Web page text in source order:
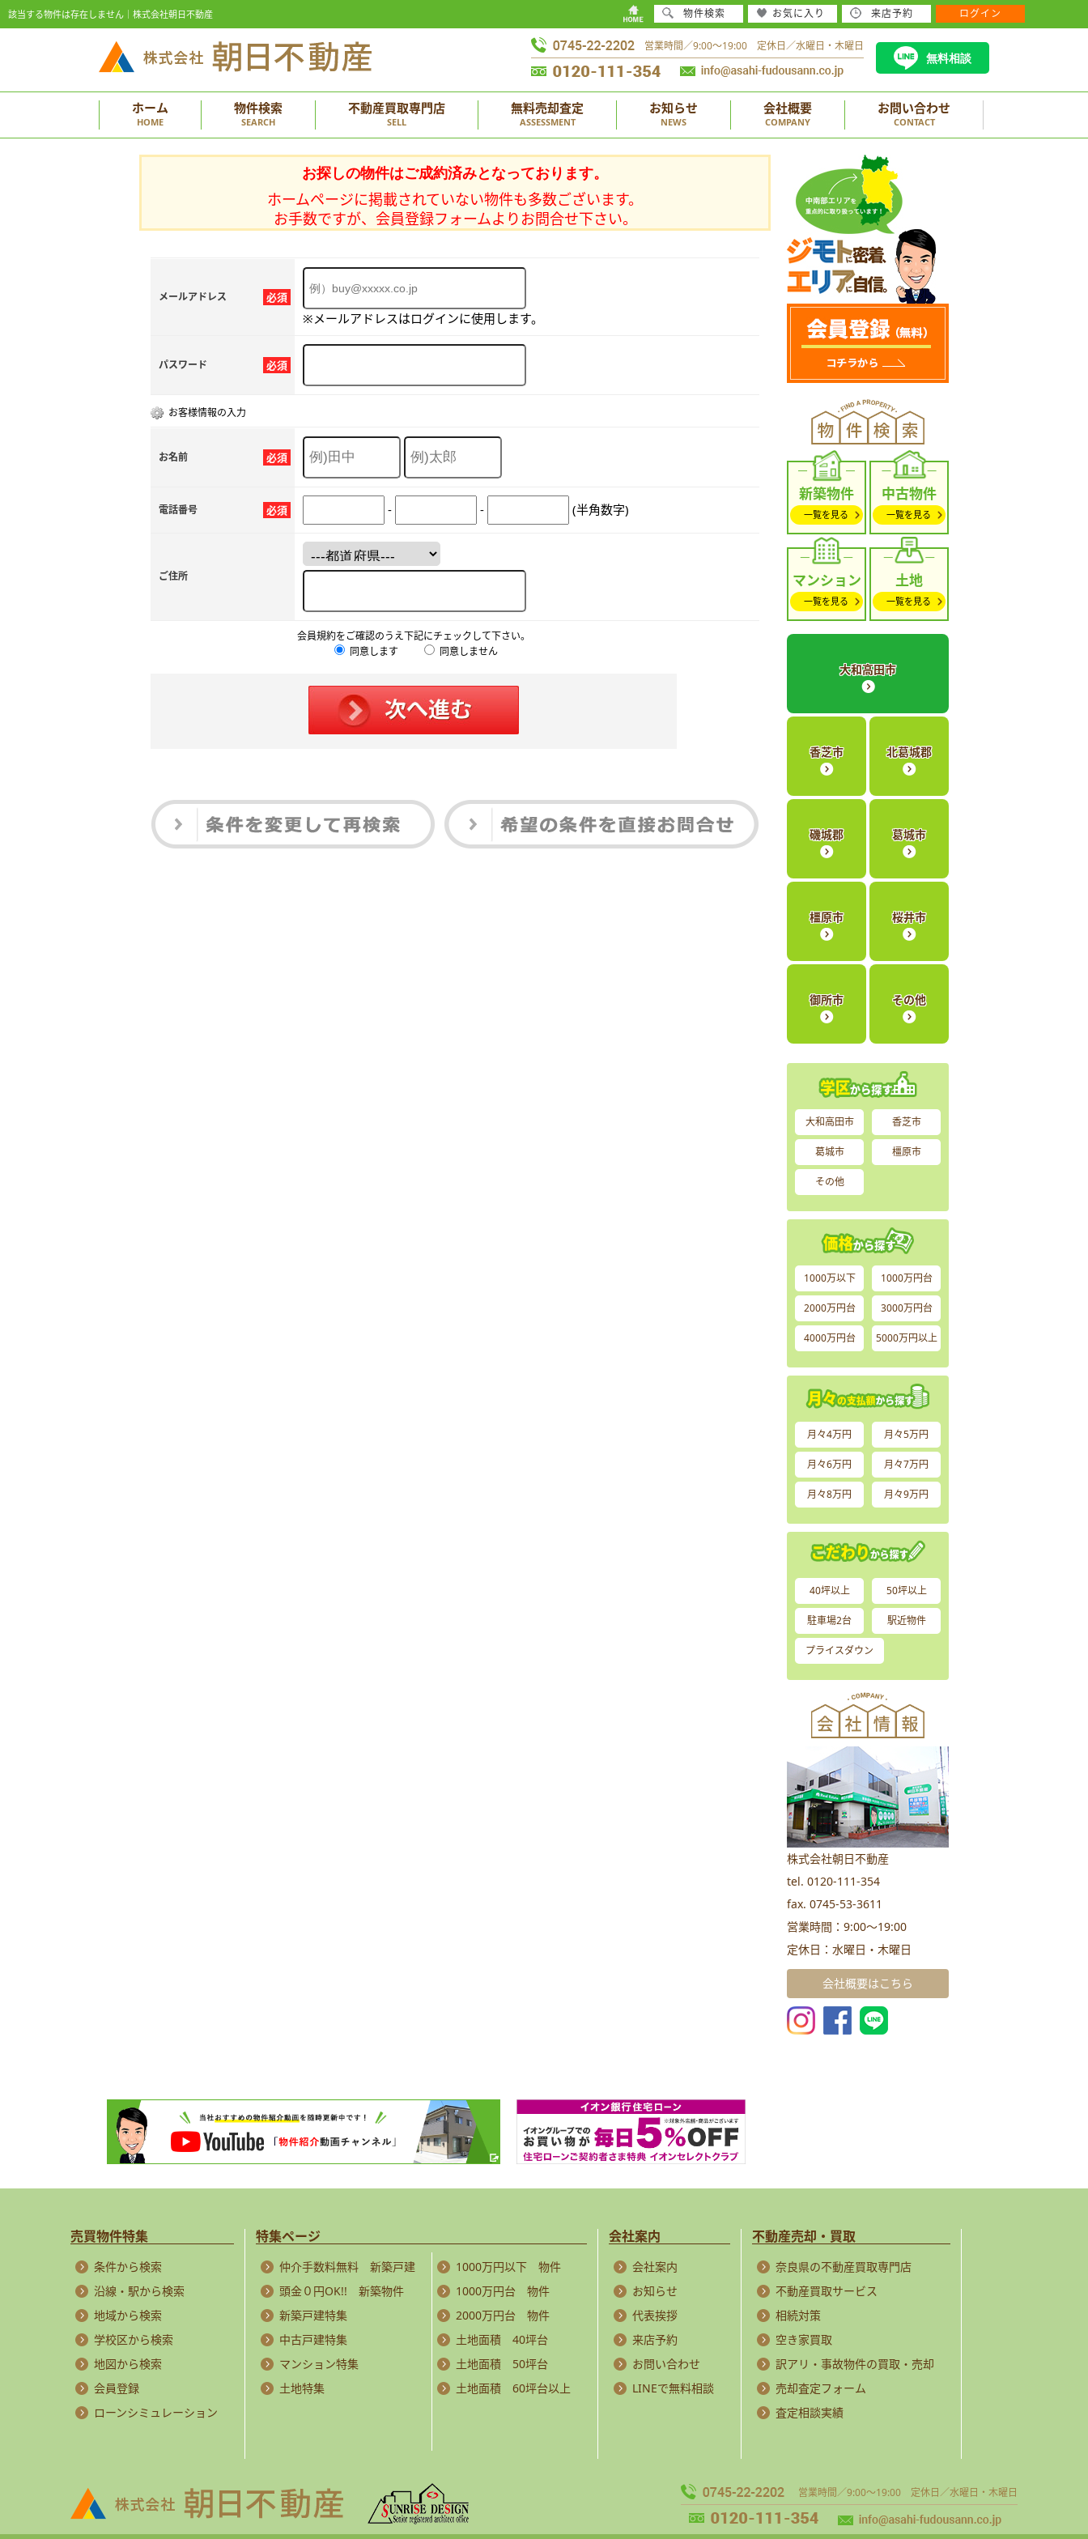
該当する物件は存在しません｜株式会社朝日不動産
営業時間／9:00～19:00 定休日／水曜日・木曜日
無料相談
ホーム
HOME
物件検索
SEARCH
不動産買取専門店
SELL
無料売却査定
ASSESSMENT
お知らせ
NEWS
会社概要
COMPANY
お問い合わせ
CONTACT
お探しの物件はご成約済みとなっております。
ホームページに掲載されていない物件も多数ございます。
お手数ですが、会員登録フォームよりお問合せ下さい。
必須
メールアドレス
※メールアドレスはログインに使用します。
必須
パスワード
お客様情報の入力
必須
お名前
必須
電話番号 - - (半角数字)
ご住所
会員規約をご確認のうえ下記にチェックして下さい。
同意します
同意しません
新築物件
一覧を見る
中古物件
一覧を見る
マンション
一覧を見る
土地
一覧を見る
大和高田市
香芝市 北葛城郡
磯城郡 葛城市
橿原市 桜井市
御所市 その他
大和高田市 香芝市
葛城市 橿原市
その他
1000万以下 1000万円台
2000万円台 3000万円台
4000万円台 5000万円以上
月々4万円 月々5万円
月々6万円 月々7万円
月々8万円 月々9万円
40坪以上 50坪以上
駐車場2台 駅近物件
プライスダウン
株式会社朝日不動産
tel. 0120-111-354
fax. 0745-53-3611
営業時間：9:00～19:00
定休日：水曜日・木曜日
会社概要はこちら
売買物件特集
条件から検索
沿線・駅から検索
地域から検索
学校区から検索
地図から検索
会員登録
ローンシミュレーション
特集ページ
仲介手数料無料 新築戸建
頭金０円OK!! 新築物件
新築戸建特集
中古戸建特集
マンション特集
土地特集
1000万円以下 物件
1000万円台 物件
2000万円台 物件
土地面積 40坪台
土地面積 50坪台
土地面積 60坪台以上
会社案内
会社案内
お知らせ
代表挨拶
来店予約
お問い合わせ
LINEで無料相談
不動産売却・買取
奈良県の不動産買取専門店
不動産買取サービス
相続対策
空き家買取
訳アリ・事故物件の買取・売却
売却査定フォーム
査定相談実績
営業時間／9:00～19:00 定休日／水曜日・木曜日
物件検索 お気に入り 来店予約 ログイン